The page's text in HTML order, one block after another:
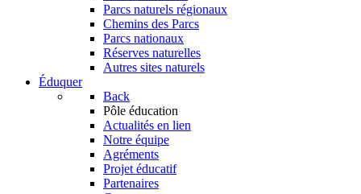
Parcs naturels régionaux
Chemins des Parcs
Parcs nationaux
Réserves naturelles
Autres sites naturels
Éduquer
Back
Pôle éducation
Actualités en lien
Notre équipe
Agréments
Projet éducatif
Partenaires